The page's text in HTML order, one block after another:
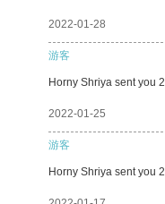
2022-01-28
游客
Horny Shriya sent you 2
2022-01-25
游客
Horny Shriya sent you 2